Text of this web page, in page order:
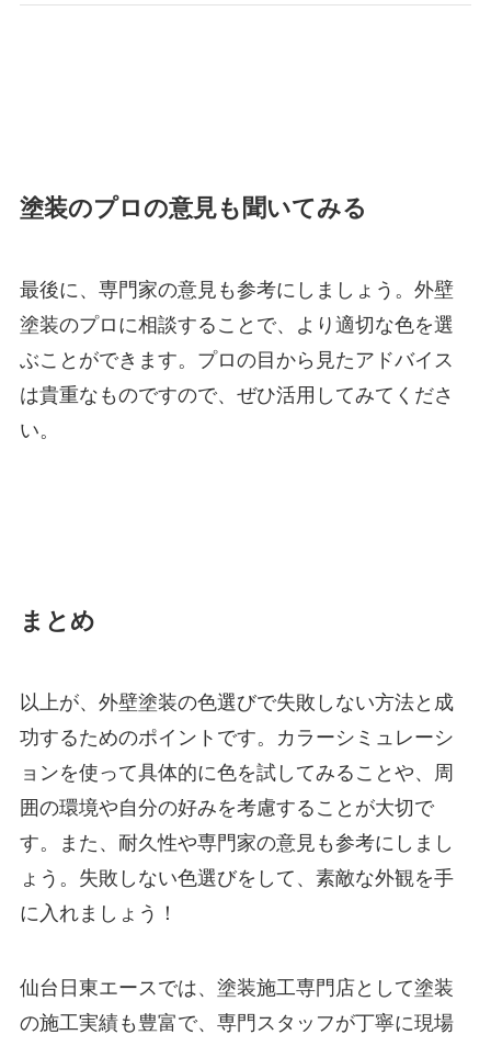
塗装のプロの意見も聞いてみる
最後に、専門家の意見も参考にしましょう。外壁
塗装のプロに相談することで、より適切な色を選
ぶことができます。プロの目から見たアドバイス
は貴重なものですので、ぜひ活用してみてくださ
い。
まとめ
以上が、外壁塗装の色選びで失敗しない方法と成
功するためのポイントです。カラーシミュレーシ
ョンを使って具体的に色を試してみることや、周
囲の環境や自分の好みを考慮することが大切で
す。また、耐久性や専門家の意見も参考にしまし
ょう。失敗しない色選びをして、素敵な外観を手
に入れましょう！
仙台日東エースでは、塗装施工専門店として塗装
の施工実績も豊富で、専門スタッフが丁寧に現場